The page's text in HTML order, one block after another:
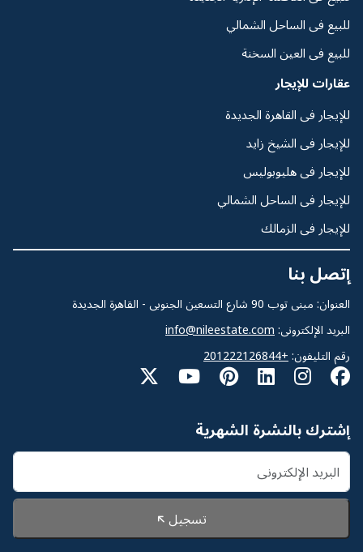
للبيع فى الساحل الشمالي
للبيع فى العين السخنة
عقارات للإيجار
للإيجار فى القاهرة الجديدة
للإيجار فى الشيخ زايد
للإيجار فى هليوبوليس
للإيجار فى الساحل الشمالي
للإيجار فى الزمالك
إتصل بنا
العنوان: مبنى توب 90 شارع التسعين الجنوبى - القاهرة الجديدة
البريد الإلكترونى: info@nileestate.com
رقم التليفون: +201222126844
إشترك بالنشرة الشهرية
تسجيل